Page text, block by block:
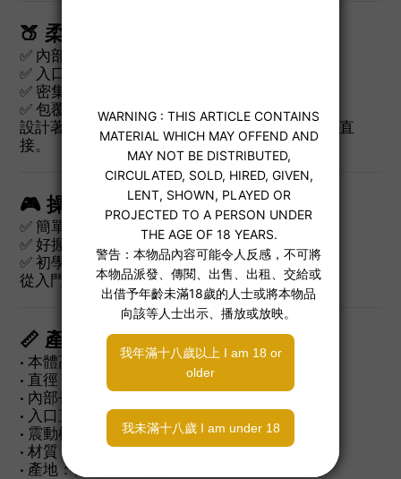
🍑 柔軟立體內構
✅ 內部長度約 80mm
✅ 入口直徑約 28mm
✅ 密集顆粒設計
✅ 包覆收縮感明顯
設計著重「插入瞬間貼合感」，刺激集中、反應直
接。
🎮 操作簡單・新手友善
✅ 簡單雙按鍵設計
✅ 好握機身造型
✅ 初學者也能輕鬆上手
從入門到進階玩家都適合。
📏 產品規格
• 本體高度：約 155mm
• 直徑：約 80mm
• 內部長度：約 80mm
• 入口直徑：約 28mm
• 震動模式：5種
• 材質：TPE（內膽）
• 產地：日本品牌 🇯🇵